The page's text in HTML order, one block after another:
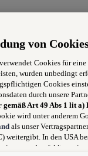
Du möchtest
neuen
von
Cookies für
wurden unbedingt
Cookies
durch unsere
gemäß Art 49 Abs 1 lit
wird unter anderem
als unser
weitergibt. In den USA
und es fehlt an